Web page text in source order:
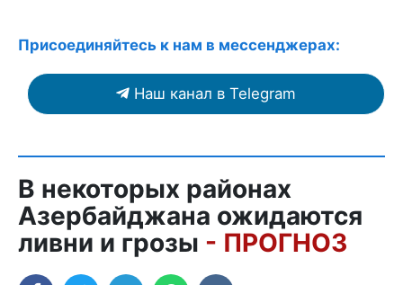
Присоединяйтесь к нам в мессенджерах:
Наш канал в Telegram
В некоторых районах
Азербайджана ожидаются
ливни и грозы - ПРОГНОЗ